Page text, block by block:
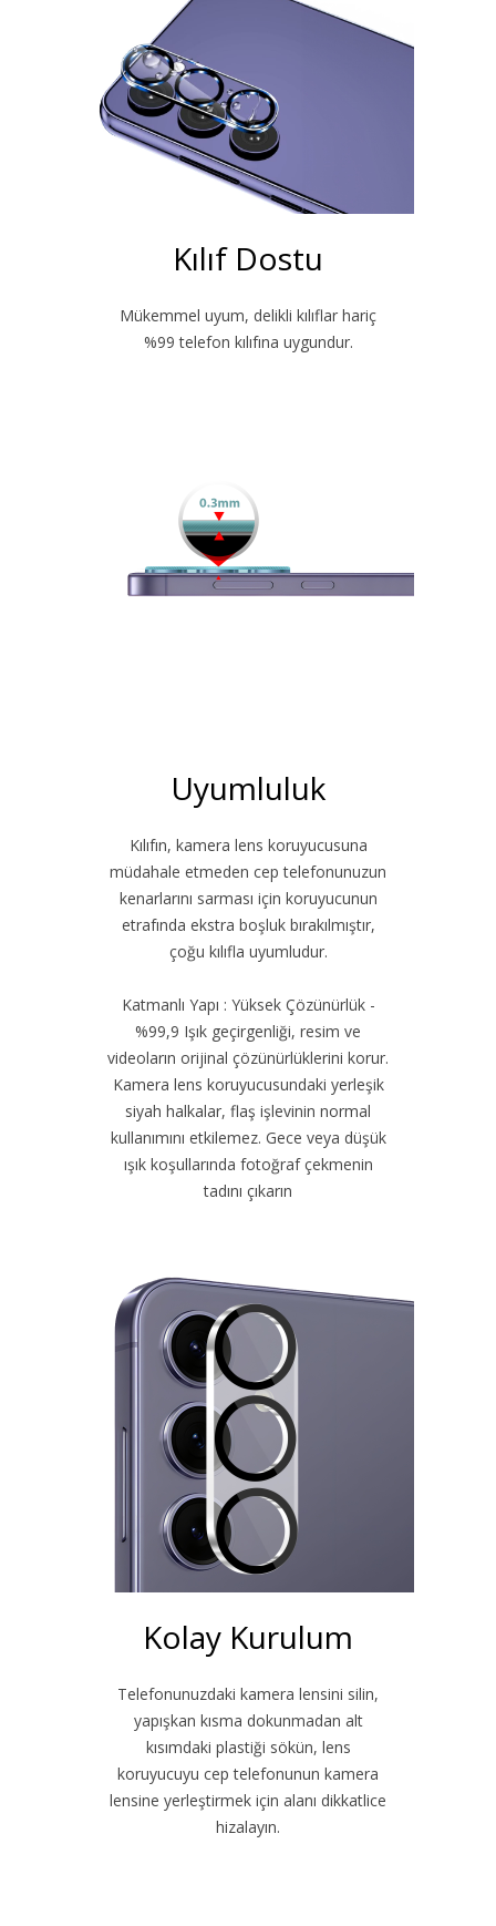
Kılıf Dostu
Mükemmel uyum, delikli kılıflar hariç
%99 telefon kılıfına uygundur.
Uyumluluk
Kılıfın, kamera lens koruyucusuna
müdahale etmeden cep telefonunuzun
kenarlarını sarması için koruyucunun
etrafında ekstra boşluk bırakılmıştır,
çoğu kılıfla uyumludur.
Katmanlı Yapı : Yüksek Çözünürlük -
%99,9 Işık geçirgenliği, resim ve
videoların orijinal çözünürlüklerini korur.
Kamera lens koruyucusundaki yerleşik
siyah halkalar, flaş işlevinin normal
kullanımını etkilemez. Gece veya düşük
ışık koşullarında fotoğraf çekmenin
tadını çıkarın
Kolay Kurulum
Telefonunuzdaki kamera lensini silin,
yapışkan kısma dokunmadan alt
kısımdaki plastiği sökün, lens
koruyucuyu cep telefonunun kamera
lensine yerleştirmek için alanı dikkatlice
hizalayın.